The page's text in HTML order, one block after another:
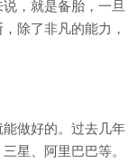
，就是备胎，一旦
除了非凡的能力，
做好的。过去几年
星、阿里巴巴等。